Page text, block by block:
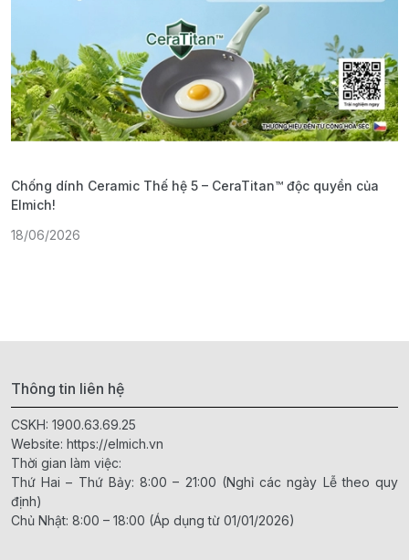
Chống dính Ceramic Thế hệ 5 – CeraTitan™ độc quyền của
Elmich!
18/06/2026
Thông tin liên hệ
CSKH: 1900.63.69.25
Website: https://elmich.vn
Thời gian làm việc:
Thứ Hai – Thứ Bảy: 8:00 – 21:00 (Nghỉ các ngày Lễ theo quy
định)
Chủ Nhật: 8:00 – 18:00 (Áp dụng từ 01/01/2026)